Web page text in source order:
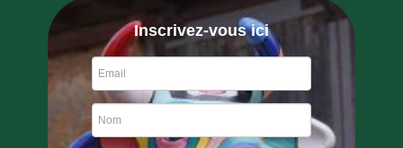
Inscrivez-vous ici